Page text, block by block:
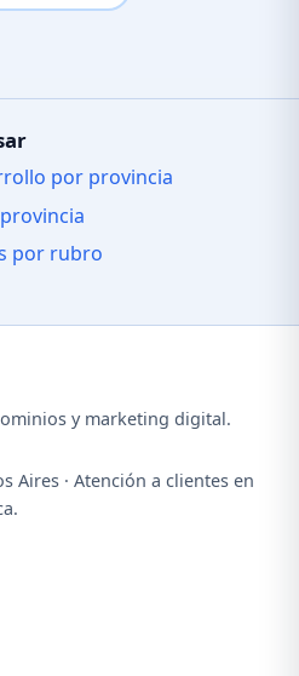
por provincia
por rubro
y marketing digital.
Aires · Atención a clientes en